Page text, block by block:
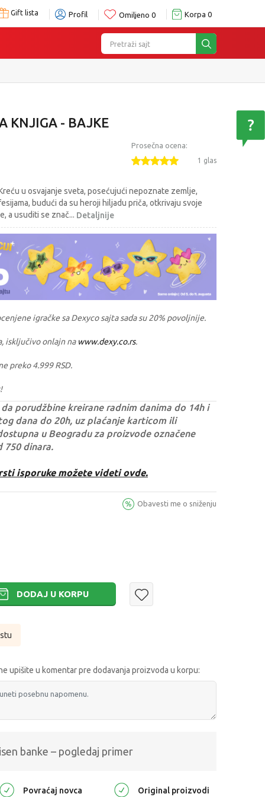
Gift lista Profil Omiljeno 0 Korpa 0
Pretraži sajt
KNJIGA - BAJKE
Prosečna ocena:
1 glas
u osvajanje sveta, posećujući nepoznate zemlje,
budući da su heroji hiljadu priča, otkrivaju svoje
a usuditi se znač... Detaljnije
igračke sa Dexyco sajta sada su 20% povoljnije.
isključivo onlajn na www.dexy.co.rs.
preko 4.999 RSD.
porudžbine kreirane radnim danima do 14h i
dana do 20h, uz plaćanje karticom ili
u Beogradu za proizvode označene
750 dinara.
isporuke možete videti ovde.
Obavesti me o sniženju
DODAJ U KORPU
upišite u komentar pre dodavanja proizvoda u korpu:
banke – pogledaj primer
Povraćaj novca Original proizvodi